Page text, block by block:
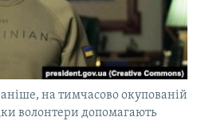
на тимчасово окупованій
волонтери допомагають